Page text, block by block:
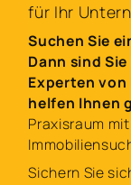
für Ihr
Suchen Sie
Dann sind
Experten von
helfen Ihnen
Praxisraum
Sichern Sie